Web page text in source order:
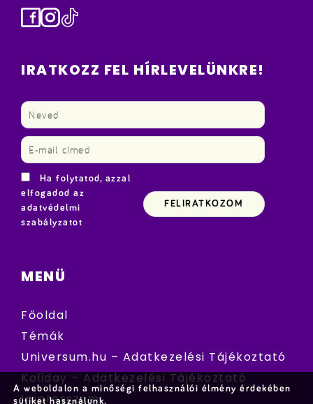
Facebook
Instagram
TikTok
IRATKOZZ FEL HÍRLEVELÜNKRE!
Ha folytatod, azzal
elfogadod az
adatvédelmi
szabályzatot
MENÜ
Főoldal
Témák
Universum.hu – Adatkezelési Tájékoztató
Koliday – Adatkezelési Tájékoztató
Impresszum
A weboldalon a minőségi felhasználói élmény érdekében
sütiket használunk.